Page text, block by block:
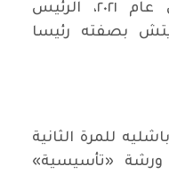
انتخاب المجلس التأسيسي عام ٢٠٢١، الرئيس
بصفته رئيسا
للمرة الثانية
ورشة «تأسيسية»